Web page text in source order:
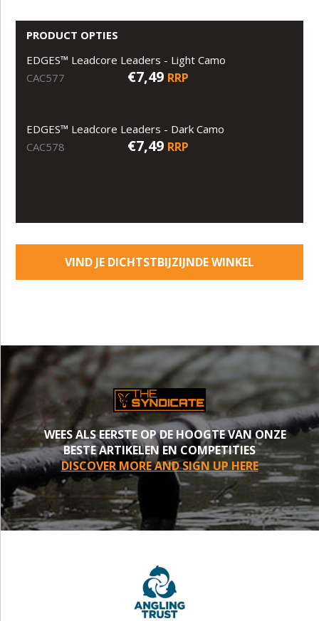
PRODUCT OPTIES
EDGES™ Leadcore Leaders - Light Camo
CAC577
€7,49 RRP
EDGES™ Leadcore Leaders - Dark Camo
CAC578
€7,49 RRP
VIND JE DICHTSTBIJZIJNDE WINKEL
WEES ALS EERSTE OP DE HOOGTE VAN ONZE
BESTE ARTIKELEN EN COMPETITIES
DISCOVER MORE AND SIGN UP HERE